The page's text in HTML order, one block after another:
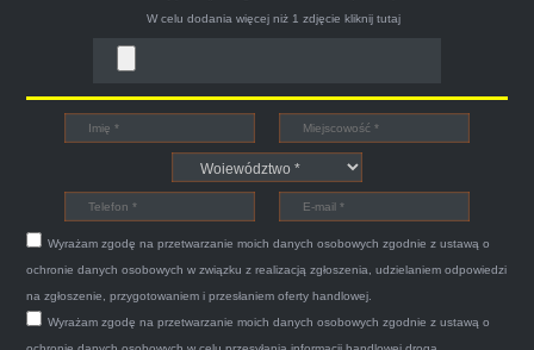
Witam,ja jestem bardzo zadowolona z usługi S-
Car.pl sprzedałam swoją wysłużoną corsinę
tego samego dnia miły grzeczny pan przyjechał
po trzech godzinach autolawetą sprawnie
zapakował auto wypisał dokumenty i wypłacił
gotówkę.Zdecydowanie mogę polecić tą firmę
W celu dodania więcej niż 1 zdjęcie kliknij tutaj
Wyrażam zgodę na przetwarzanie moich danych osobowych zgodnie z ustawą o
ochronie danych osobowych w związku z realizacją zgłoszenia, udzielaniem odpowiedzi
na zgłoszenie, przygotowaniem i przesłaniem oferty handlowej.
Wyrażam zgodę na przetwarzanie moich danych osobowych zgodnie z ustawą o